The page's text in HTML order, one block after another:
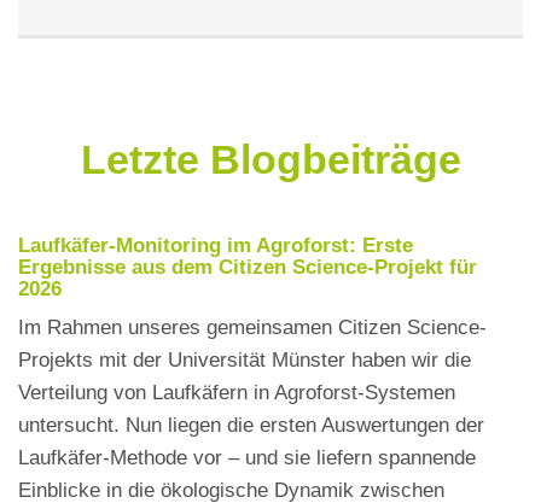
Letzte Blogbeiträge
Laufkäfer-Monitoring im Agroforst: Erste
Ergebnisse aus dem Citizen Science-Projekt für
2026
Im Rahmen unseres gemeinsamen Citizen Science-
Projekts mit der Universität Münster haben wir die
Verteilung von Laufkäfern in Agroforst-Systemen
untersucht. Nun liegen die ersten Auswertungen der
Laufkäfer-Methode vor – und sie liefern spannende
Einblicke in die ökologische Dynamik zwischen